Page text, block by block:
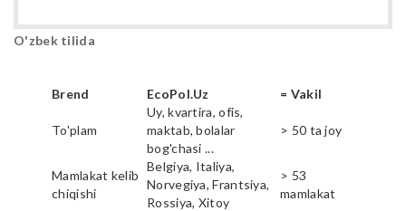
O'zbek tilida
Brend EcoPol.Uz = Vakil
To'plam
Uy, kvartira, ofis,
maktab, bolalar
bog'chasi ...
> 50 ta joy
Mamlakat kelib
chiqishi
Belgiya, Italiya,
Norvegiya, Frantsiya,
Rossiya, Xitoy
> 53
mamlakat